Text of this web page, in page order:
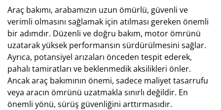
Araç bakımı, arabamızın uzun ömürlü, güvenli ve
verimli olmasını sağlamak için atılması gereken önemli
bir adımdır. Düzenli ve doğru bakım, motor ömrünü
uzatarak yüksek performansın sürdürülmesini sağlar.
Ayrıca, potansiyel arızaları önceden tespit ederek,
pahalı tamiratları ve beklenmedik aksilikleri önler.
Ancak araç bakımının önemi, sadece maliyet tasarrufu
veya aracın ömrünü uzatmakla sınırlı değildir. En
önemli yönü, sürüş güvenliğini arttırmasıdır.